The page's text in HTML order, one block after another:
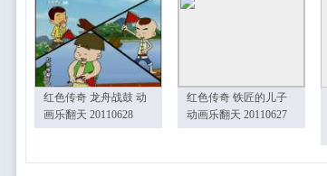
红色传奇 龙舟战鼓 动
画乐翻天 20110628
红色传奇 铁匠的儿子
动画乐翻天 20110627